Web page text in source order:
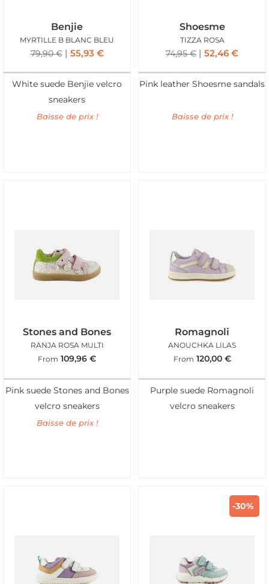
Benjie
MYRTILLE B BLANC BLEU
79,90€ 55,93 €
White suede Benjie velcro
sneakers
Baisse de prix !
Shoesme
TIZZA ROSA
74,95€ 52,46 €
Pink leather Shoesme sandals
Baisse de prix !
Stones and Bones
RANJA ROSA MULTI
From 109,96 €
Pink suede Stones and Bones
velcro sneakers
Baisse de prix !
Romagnoli
ANOUCHKA LILAS
From 120,00 €
Purple suede Romagnoli
velcro sneakers
-30%